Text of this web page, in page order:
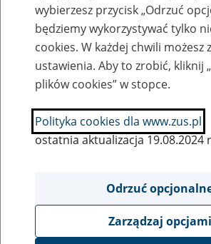
Nazwa zakładu pracy:
SZUKAJ
Ukryj wszystkie pozycje bazy
wybierzesz przycisk „Odrzuć
będziemy wykorzystywać tylko
cookies. W każdej chwili możesz
ustawienia. Aby to zrobić, kliknij
plików cookies” w stopce.
Polityka cookies dla www.zus.pl
ostatnia aktualizacja 19.08.2024
Odrzuć
Zarządzaj opcjami